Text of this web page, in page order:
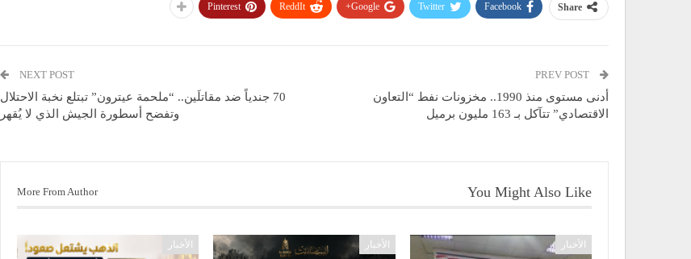
Share
Facebook
Twitter
Google+
ReddIt
Pinterest
أدنى مستوى منذ 1990.. مخزونات نفط “التعاون
الاقتصادي” تتآكل بـ 163 مليون برميل
NEXT POST
70 جندياً ضد مقاتلَين.. “ملحمة عيترون” تبتلع نخبة الاحتلال
وتفضح أسطورة الجيش الذي لا يُقهر
You Might Also Like
More From Author
الأخبار الأخبار الأخبار